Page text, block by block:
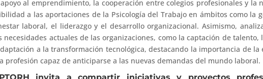
al emprendimiento, la cooperación entre colegios profesionales y la
a las aportaciones de la Psicología del Trabajo en ámbitos como la
laboral, el liderazgo y el desarrollo organizacional. Asimismo,
actuales de las organizaciones, como la captación de talento,
a la transformación tecnológica, destacando la importancia de la
profesión capaz de anticiparse a las nuevas demandas del mundo laboral.